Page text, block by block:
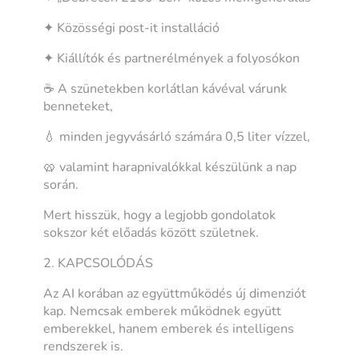
✦ Közösségi post-it installáció
✦ Kiállítók és partnerélmények a folyosókon
☕ A szünetekben korlátlan kávéval várunk
benneteket,
💧 minden jegyvásárló számára 0,5 liter vízzel,
🥨 valamint harapnivalókkal készülünk a nap
során.
Mert hisszük, hogy a legjobb gondolatok
sokszor két előadás között születnek.
2. KAPCSOLÓDÁS
Az AI korában az együttműködés új dimenziót
kap. Nemcsak emberek működnek együtt
emberekkel, hanem emberek és intelligens
rendszerek is.